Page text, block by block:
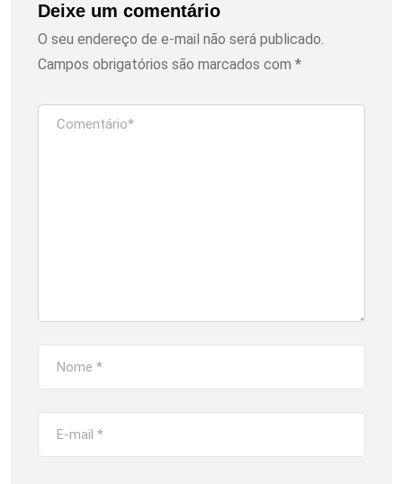
Deixe um comentário
O seu endereço de e-mail não será publicado.
Campos obrigatórios são marcados com *